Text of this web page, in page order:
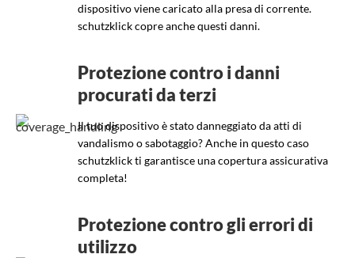
dispositivo viene caricato alla presa di corrente.
schutzklick copre anche questi danni.
Protezione contro i danni
procurati da terzi
Il tuo dispositivo è stato danneggiato da atti di
vandalismo o sabotaggio? Anche in questo caso
schutzklick ti garantisce una copertura assicurativa
completa!
Protezione contro gli errori di
utilizzo